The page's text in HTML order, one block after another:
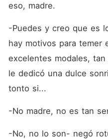
eso, madre.
-Puedes y creo que es
hay motivos para temer
excelentes modales,
le dedicó una dulce
tonto si...
-No madre, no es tan
-No, no lo son- negó